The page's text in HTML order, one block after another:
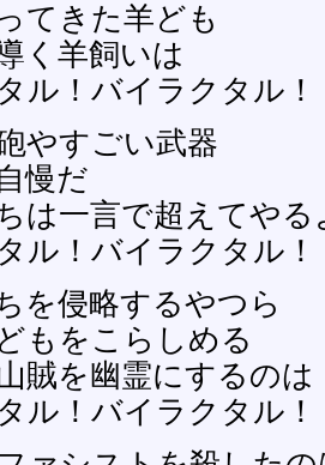
てきた羊ども
く羊飼いは
ル！バイラクタル！
やすごい武器
慢だ
は一言で超えてやる
ル！バイラクタル！
を侵略するやつら
もをこらしめる
賊を幽霊にするのは
ル！バイラクタル！